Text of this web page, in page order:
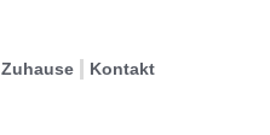
Zuhause Kontakt